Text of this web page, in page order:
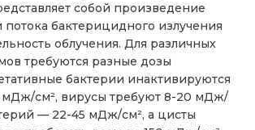
собой произведение
потока бактерицидного излучения
облучения. Для различных
требуются разные дозы
бактерии инактивируются
мДж/см², вирусы требуют 8-20 мДж/
— 22-45 мДж/см², а цисты